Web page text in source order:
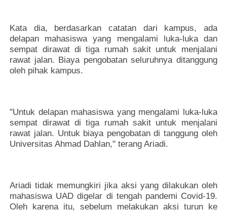
Kata dia, berdasarkan catatan dari kampus, ada
delapan mahasiswa yang mengalami luka-luka dan
sempat dirawat di tiga rumah sakit untuk menjalani
rawat jalan. Biaya pengobatan seluruhnya ditanggung
oleh pihak kampus.
"Untuk delapan mahasiswa yang mengalami luka-luka
sempat dirawat di tiga rumah sakit untuk menjalani
rawat jalan. Untuk biaya pengobatan di tanggung oleh
Universitas Ahmad Dahlan," terang Ariadi.
Ariadi tidak memungkiri jika aksi yang dilakukan oleh
mahasiswa UAD digelar di tengah pandemi Covid-19.
Oleh karena itu, sebelum melakukan aksi turun ke